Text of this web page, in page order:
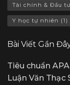
Tài chính & Đầu
Y học tự nhiên (1)
Bài Viết Gần
Tiêu chuẩn
Luận Văn Thạc